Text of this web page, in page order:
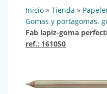
inicio » tienda »
gomas y portagomas.
fab lapiz-goma perfection maquina tinta 7058
ref.: 161050